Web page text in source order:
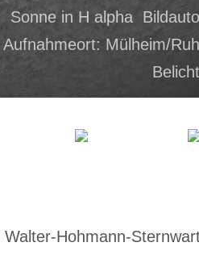
Sonne in H alpha
Aufnahmeort: Mülheim/
Hohmann-